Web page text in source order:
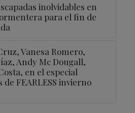
inolvidables en
para el fin de
Vanesa Romero,
Andy Mc Dougall,
en el especial
de FEARLESS invierno